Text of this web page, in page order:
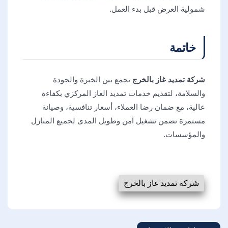
شمولية العرض قبل بدء العمل.
خاتمة
شركة تمديد غاز بالخرج تجمع بين الخبرة والجودة
والسلامة، لتقديم خدمات تمديد الغاز المركزي بكفاءة
عالية، مع ضمان رضا العملاء، أسعار تنافسية، وصيانة
مستمرة تضمن تشغيل آمن وطويل المدى لجميع المنازل
والمؤسسات.
شركة تمديد غاز بالخرج